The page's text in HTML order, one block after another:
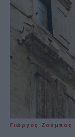
Γιώργος Ζούμπος